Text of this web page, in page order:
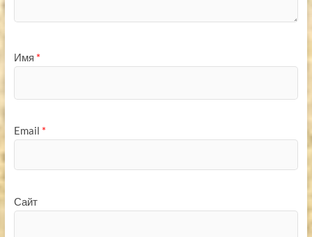
Имя *
Email *
Сайт